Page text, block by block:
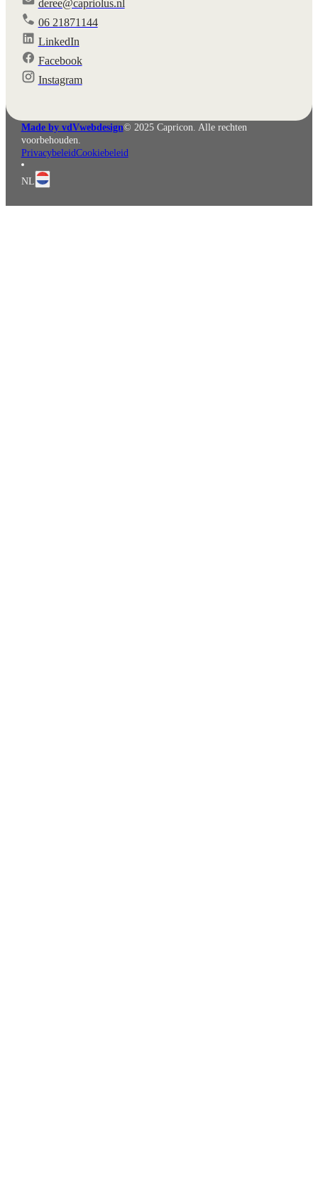
deree@capriolus.nl
06 21871144
LinkedIn
Facebook
Instagram
Made by vdVwebdesign© 2025 Capricon. Alle rechten
voorbehouden.
PrivacybeleidCookiebeleid
NL
English
Deutsch